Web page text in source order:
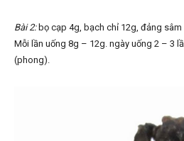
Bài 2:bọ cạp 4g, bạch chỉ 12g, đảng
Mỗi lần uống 8g – 12g. ngày uống 2 – 3
(phong).